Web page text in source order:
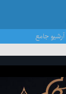
آرشیو جامع